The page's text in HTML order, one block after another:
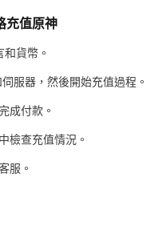
充值原神
貨幣。
服器，然後開始充值過程。
成付款。
檢查充值情況。
服。